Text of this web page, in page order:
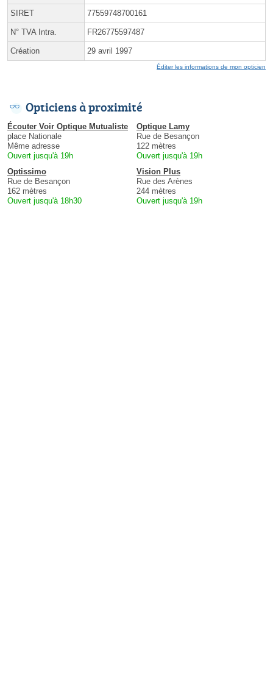
SIRET 77559748700161
N° TVA Intra. FR26775597487
Création 29 avril 1997
Éditer les informations de mon opticien
Opticiens à proximité
Écouter Voir Optique Mutualiste
place Nationale
Même adresse
Ouvert jusqu'à 19h
Optique Lamy
Rue de Besançon
122 mètres
Ouvert jusqu'à 19h
Optissimo
Rue de Besançon
162 mètres
Ouvert jusqu'à 18h30
Vision Plus
Rue des Arènes
244 mètres
Ouvert jusqu'à 19h